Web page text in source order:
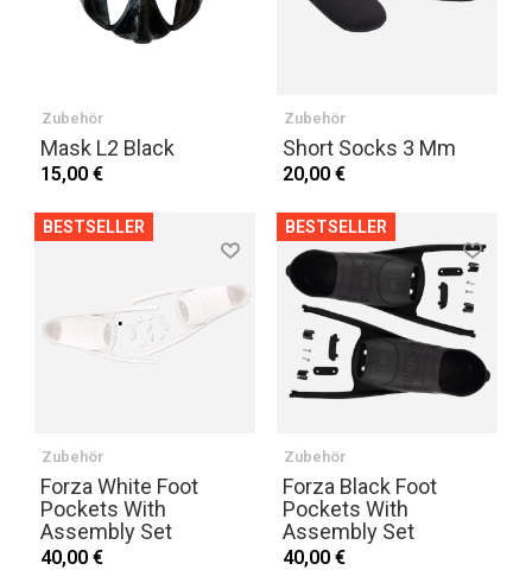
Zubehör
Mask L2 Black
15,00 €
Zubehör
Short Socks 3 Mm
20,00 €
BESTSELLER
Zubehör
Forza White Foot
Pockets With
Assembly Set
40,00 €
BESTSELLER
Zubehör
Forza Black Foot
Pockets With
Assembly Set
40,00 €